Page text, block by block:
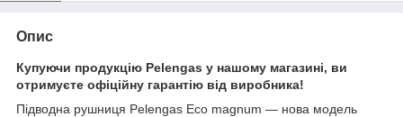
Опис
Купуючи продукцію Pelengas у нашому магазині, ви
отримуєте офіційну гарантію від виробника!
Підводна рушниця Pelengas Eco magnum — нова модель